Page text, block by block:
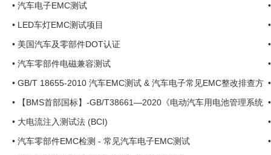
• 汽车电子EMC测试
• LED车灯EMC测试项目
• 美国汽车及零部件DOT认证
• 汽车零部件电磁兼容测试
• GB/T 18655-2010 汽车EMC测试 & 汽车电子常见EMC整改排查方
法
•
【BMS首部国标】-GB/T38661—2020《电动汽车用电池管理系统
技...
• 大电流注入测试法 (BCI)
• 汽车零部件EMC检测 - 常见汽车电子EMC测试